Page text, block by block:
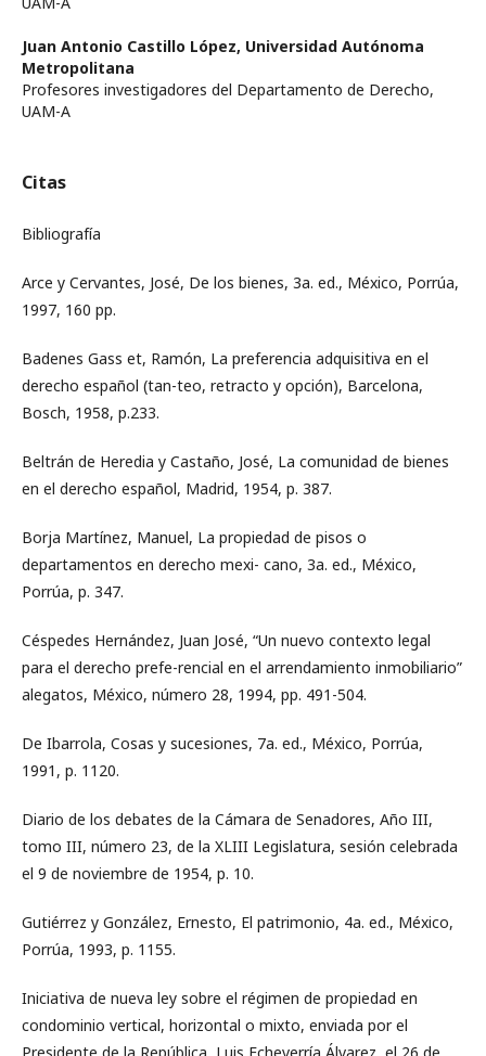
Juan Antonio Castillo López, Universidad Autónoma
Metropolitana
Profesores investigadores del Departamento de Derecho,
UAM-A
Citas
Bibliografía
Arce y Cervantes, José, De los bienes, 3a. ed., México, Porrúa,
1997, 160 pp.
Badenes Gass et, Ramón, La preferencia adquisitiva en el
derecho español (tan-teo, retracto y opción), Barcelona,
Bosch, 1958, p.233.
Beltrán de Heredia y Castaño, José, La comunidad de bienes
en el derecho español, Madrid, 1954, p. 387.
Borja Martínez, Manuel, La propiedad de pisos o
departamentos en derecho mexi- cano, 3a. ed., México,
Porrúa, p. 347.
Céspedes Hernández, Juan José, “Un nuevo contexto legal
para el derecho prefe-rencial en el arrendamiento inmobiliario”
alegatos, México, número 28, 1994, pp. 491-504.
De Ibarrola, Cosas y sucesiones, 7a. ed., México, Porrúa,
1991, p. 1120.
Diario de los debates de la Cámara de Senadores, Año III,
tomo III, número 23, de la XLIII Legislatura, sesión celebrada
el 9 de noviembre de 1954, p. 10.
Gutiérrez y González, Ernesto, El patrimonio, 4a. ed., México,
Porrúa, 1993, p. 1155.
Iniciativa de nueva ley sobre el régimen de propiedad en
condominio vertical, horizontal o mixto, enviada por el